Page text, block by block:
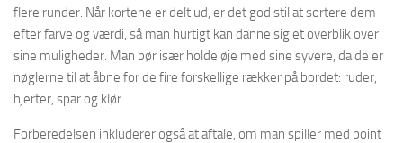
flere runder. Når kortene er delt ud, er det god stil at sortere dem
efter farve og værdi, så man hurtigt kan danne sig et overblik over
sine muligheder. Man bør især holde øje med sine syvere, da de er
nøglerne til at åbne for de fire forskellige rækker på bordet: ruder,
hjerter, spar og klør.
Forberedelsen inkluderer også at aftale, om man spiller med point